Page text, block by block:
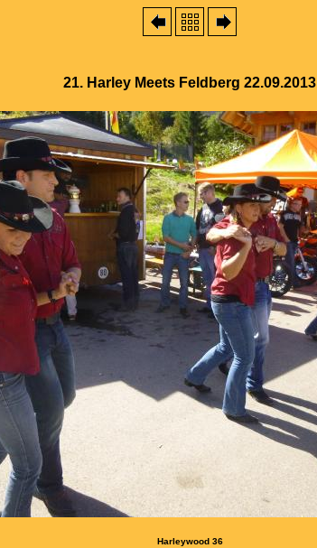
21. Harley Meets Feldberg 22.09.2013
Harleywood 36